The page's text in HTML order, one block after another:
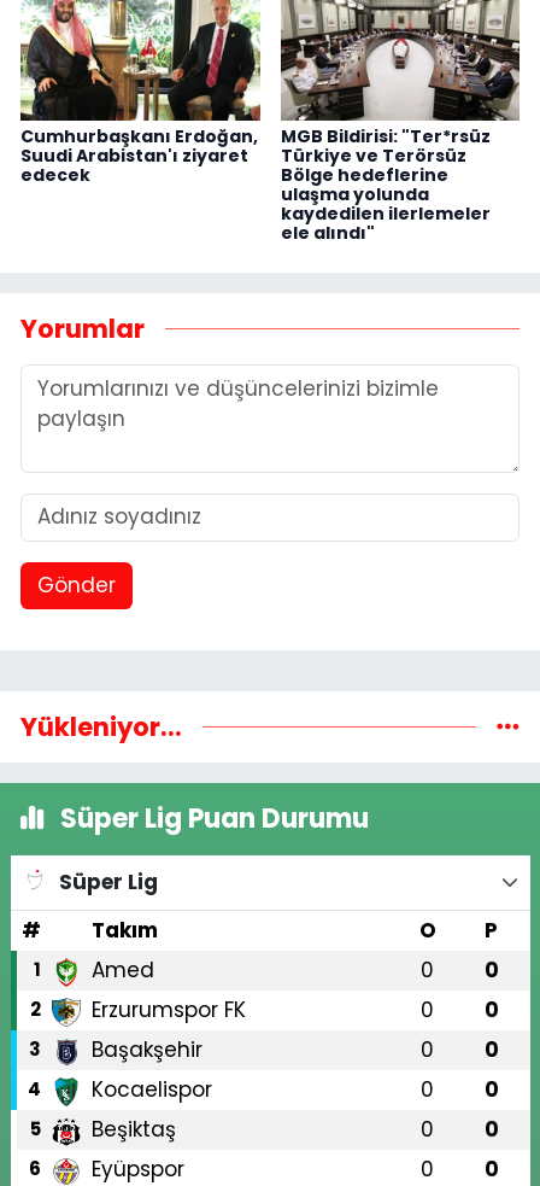
Cumhurbaşkanı Erdoğan,
Suudi Arabistan'ı ziyaret
edecek
MGB Bildirisi: "Ter*rsüz
Türkiye ve Terörsüz
Bölge hedeflerine
ulaşma yolunda
kaydedilen ilerlemeler
ele alındı"
Yorumlar
Gönder
Yükleniyor...
Süper Lig Puan Durumu
Süper Lig
#
Takım O P
1 Amed 0 0
2 Erzurumspor FK 0 0
3 Başakşehir 0 0
4 Kocaelispor 0 0
5 Beşiktaş 0 0
6 Eyüpspor 0 0